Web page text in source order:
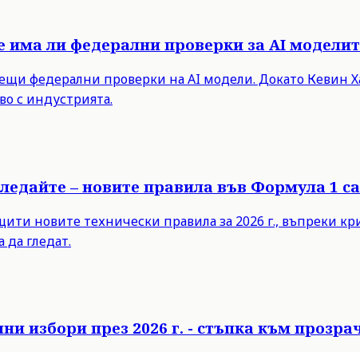
ли федерални проверки за AI
федерални проверки на AI модели. Докато Кевин
с индустрията.
– новите правила във Формула 1
новите технически правила за 2026 г., въпреки
да гледат.
избори през 2026 г. - стъпка към